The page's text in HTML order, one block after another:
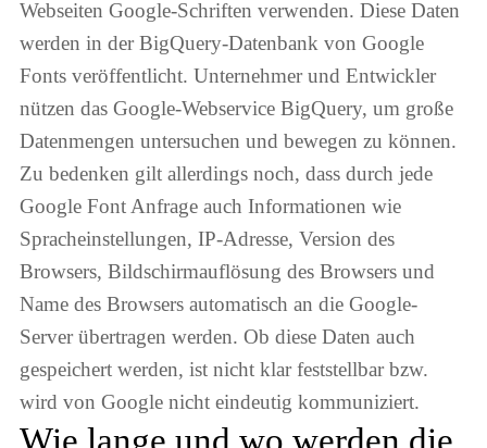
Webseiten Google-Schriften verwenden. Diese Daten
werden in der BigQuery-Datenbank von Google
Fonts veröffentlicht. Unternehmer und Entwickler
nützen das Google-Webservice BigQuery, um große
Datenmengen untersuchen und bewegen zu können.
Zu bedenken gilt allerdings noch, dass durch jede
Google Font Anfrage auch Informationen wie
Spracheinstellungen, IP-Adresse, Version des
Browsers, Bildschirmauflösung des Browsers und
Name des Browsers automatisch an die Google-
Server übertragen werden. Ob diese Daten auch
gespeichert werden, ist nicht klar feststellbar bzw.
wird von Google nicht eindeutig kommuniziert.